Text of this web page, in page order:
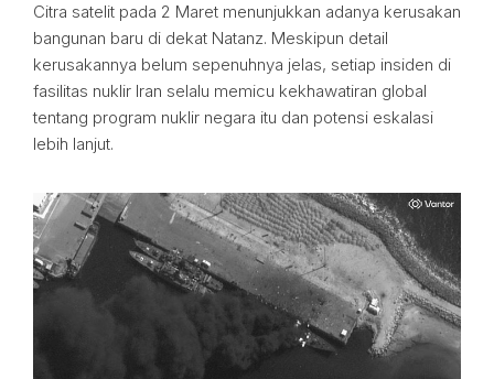
Citra satelit pada 2 Maret menunjukkan adanya kerusakan
bangunan baru di dekat Natanz. Meskipun detail
kerusakannya belum sepenuhnya jelas, setiap insiden di
fasilitas nuklir Iran selalu memicu kekhawatiran global
tentang program nuklir negara itu dan potensi eskalasi
lebih lanjut.